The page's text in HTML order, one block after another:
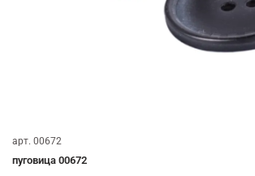
арт. 00672
пуговица 00672